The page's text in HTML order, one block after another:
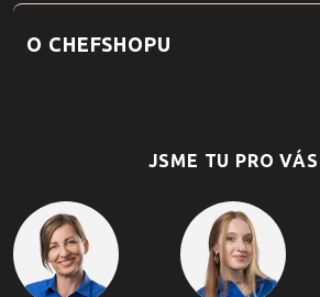
O CHEFSHOPU
JSME TU PRO VÁS